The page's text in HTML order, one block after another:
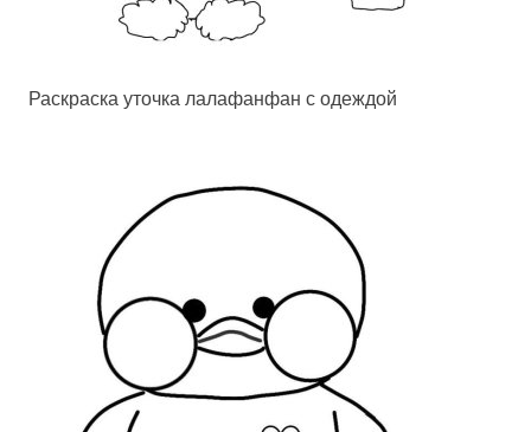
Раскраска уточка лалафанфан с одеждой